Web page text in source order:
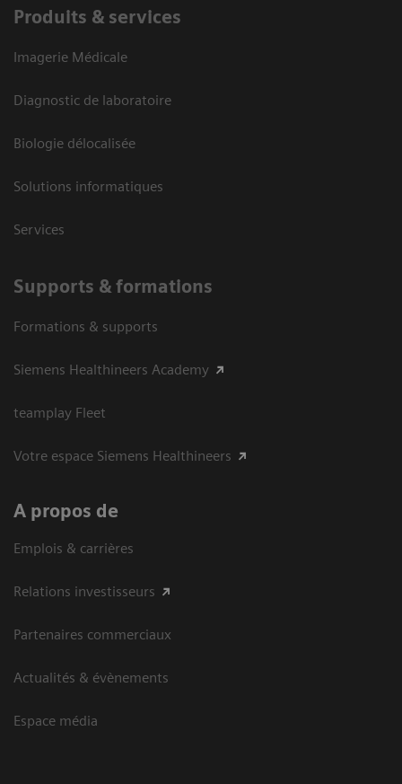
Produits & services
Imagerie Médicale
Diagnostic de laboratoire
Biologie délocalisée
Solutions informatiques
Services
Supports & formations
Formations & supports
Siemens Healthineers Academy
teamplay Fleet
Votre espace Siemens Healthineers
A propos de
Emplois & carrières
Relations investisseurs
Partenaires commerciaux
Actualités & évènements
Espace média